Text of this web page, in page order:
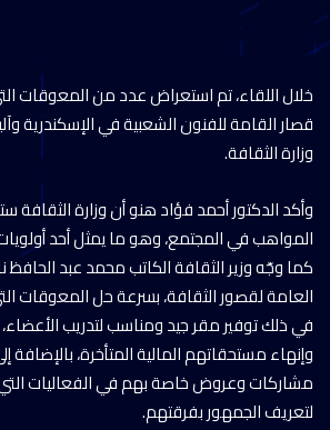
خلال اللقاء، تم استعراض عدد من المعوقات
قصار القامة للفنون الشعبية في الإسكندرية
وزارة الثقافة.
وأكد الدكتور أحمد فؤاد هنو أن وزارة
المواهب في المجتمع، وهو ما يمثل أحد
كما وجّه وزير الثقافة الكاتب محمد عبد الحافظ
العامة لقصور الثقافة، بسرعة حل المعوقات
في ذلك توفير مقر جيد ومناسب لتدريب
وإنهاء مستحقاتهم المالية المتأخرة، بالإضافة
مشاركات وعروض خاصة بهم في الفعاليات التي
لتعريف الجمهور بفرقتهم.